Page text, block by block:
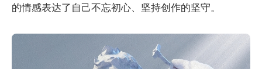
的情感表达了自己不忘初心、坚持创作的坚守。